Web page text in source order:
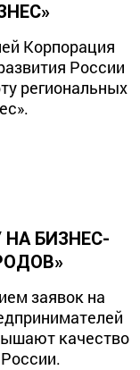
Корпорация
России
региональных
БИЗНЕС-
заявок на
качество